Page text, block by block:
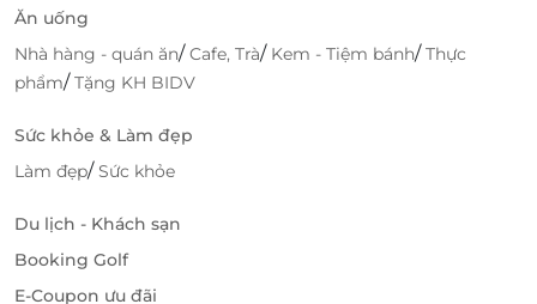
Ăn uống
Nhà hàng - quán ăn/Cafe, Trà/ Kem - Tiệm bánh/Thực
phẩm/Tặng KH BIDV
Sức khỏe & Làm đẹp
Làm đẹp/Sức khỏe
Du lịch - Khách sạn
Booking Golf
E-Coupon ưu đãi